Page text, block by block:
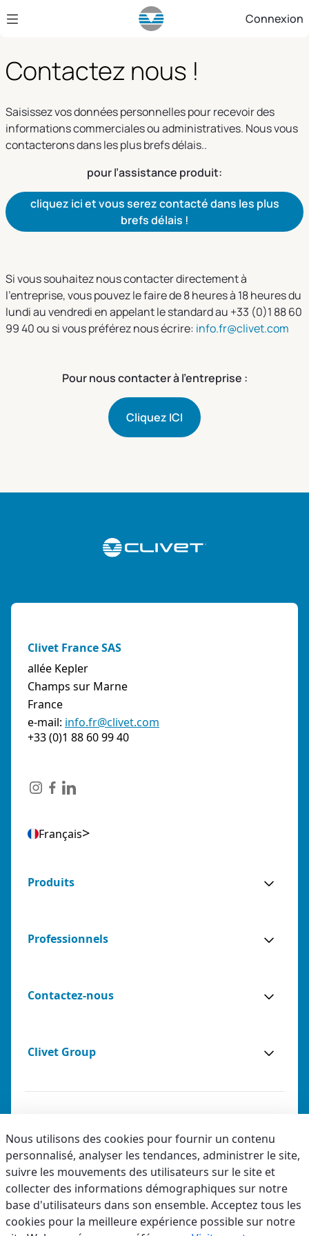
Saut au contenu principal Connexion
Contactez nous !
Saisissez vos données personnelles pour recevoir des
informations commerciales ou administratives. Nous vous
contacterons dans les plus brefs délais..
pour l’assistance produit:
cliquez ici et vous serez contacté dans les plus
brefs délais !
Si vous souhaitez nous contacter directement à
l’entreprise, vous pouvez le faire de 8 heures à 18 heures du
lundi au vendredi en appelant le standard au +33 (0)1 88 60
99 40 ou si vous préférez nous écrire: info.fr@clivet.com
Pour nous contacter à l'entreprise :
Cliquez ICI
Clivet France SAS
allée Kepler
Champs sur Marne
France
e-mail: info.fr@clivet.com
+33 (0)1 88 60 99 40
Français
Produits
Professionnels
Contactez-nous
Clivet Group
Privacy
Accessibilité
Code éthique
Nous utilisons des cookies pour fournir un contenu
personnalisé, analyser les tendances, administrer le site,
suivre les mouvements des utilisateurs sur le site et
collecter des informations démographiques sur notre
base d'utilisateurs dans son ensemble. Acceptez tous les
cookies pour la meilleure expérience possible sur notre